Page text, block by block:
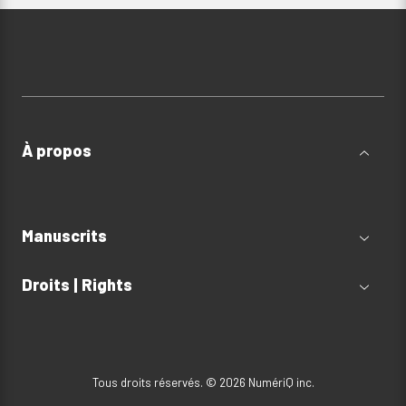
À propos
Manuscrits
Droits | Rights
Tous droits réservés. © 2026 NumériQ inc.